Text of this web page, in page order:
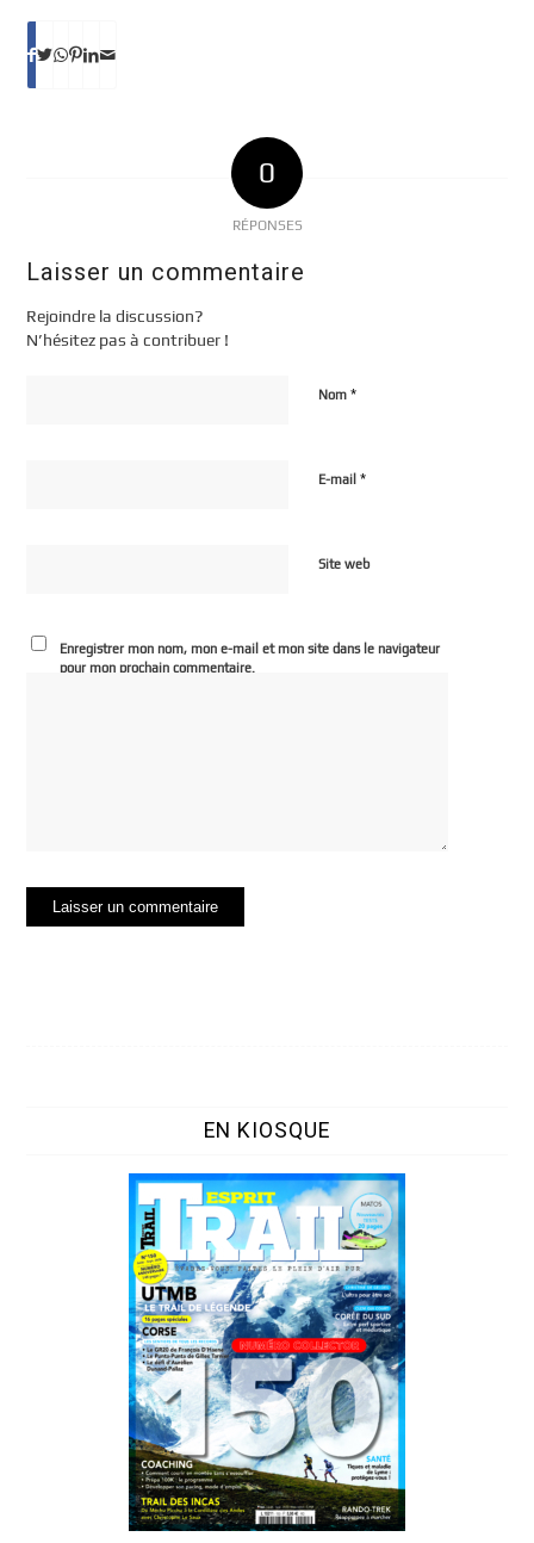
0
RÉPONSES
Laisser un commentaire
Rejoindre la discussion?
N’hésitez pas à contribuer !
Nom*
E-mail*
Site web
Enregistrer mon nom, mon e-mail et mon site dans le navigateur
pour mon prochain commentaire.
EN KIOSQUE